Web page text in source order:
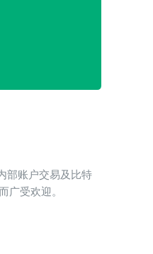
部账户交易及比特
受欢迎。